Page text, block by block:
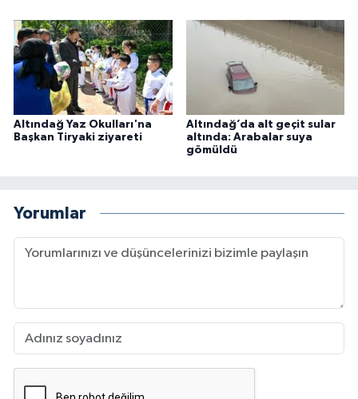
Altındağ Yaz Okulları'na
Başkan Tiryaki ziyareti
Altındağ’da alt geçit sular
altında: Arabalar suya
gömüldü
Yorumlar